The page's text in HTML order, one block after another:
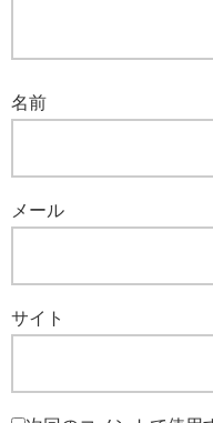
名前
メール
サイト